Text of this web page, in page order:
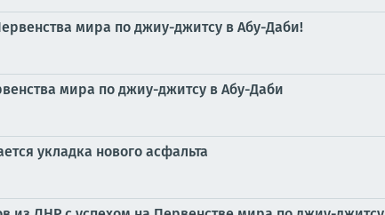
мира по джиу-джитсу в Абу-Даби!
мира по джиу-джитсу в Абу-Даби
укладка нового асфальта